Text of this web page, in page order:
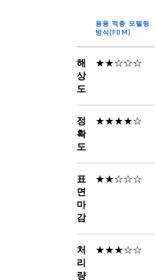
용융 적층 모델링
방식(FDM)
해
상
도
★★☆☆☆
정
확
도
★★★★☆
표
면
마
감
★★☆☆☆
처
리
량
★★★☆☆